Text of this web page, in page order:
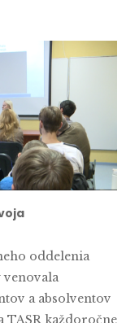
oddelenia
venovala
a absolventov
TASR každoročne